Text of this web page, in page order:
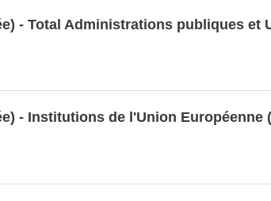
de sécurité sociale
Institutions de l'Union Européenne
Administrations publiques et
- Total Administrations publiques et
- Institutions de l'Union Européenne